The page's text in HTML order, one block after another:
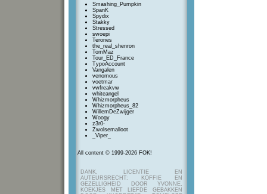
Smashing_Pumpkin
SpanK
Spydix
Stakky
Stressed
swoepi
Terones
the_real_shenron
TomMaz
Tour_ED_France
TypoAccount
Vangalen
venomous
voetmar
vwfreakvw
whiteangel
Whizmorpheus
Whizmorpheus_82
WillemDeZwijger
Woogy
z3r0-
Zwolsemalloot
_Viper_
All content © 1999-2026 FOK!
DANK, LICENTIE EN
AUTEURSRECHT: KOFFIE EN
GEZELLIGHEID DOOR YVONNE,
KOEKJES MET LIEFDE GEBAKKEN